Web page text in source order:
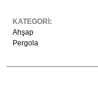
KATEGORİ:
Ahşap
Pergola